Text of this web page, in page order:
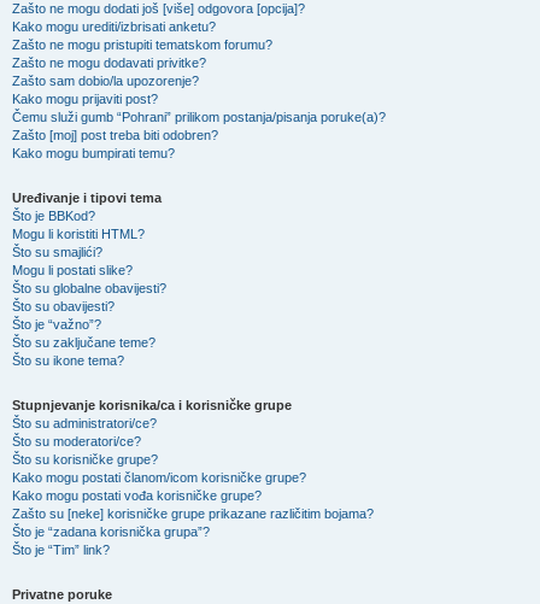
Zašto ne mogu dodati još [više] odgovora [opcija]?
Kako mogu urediti/izbrisati anketu?
Zašto ne mogu pristupiti tematskom forumu?
Zašto ne mogu dodavati privitke?
Zašto sam dobio/la upozorenje?
Kako mogu prijaviti post?
Čemu služi gumb “Pohrani” prilikom postanja/pisanja poruke(a)?
Zašto [moj] post treba biti odobren?
Kako mogu bumpirati temu?
Uređivanje i tipovi tema
Što je BBKod?
Mogu li koristiti HTML?
Što su smajlići?
Mogu li postati slike?
Što su globalne obavijesti?
Što su obavijesti?
Što je “važno”?
Što su zaključane teme?
Što su ikone tema?
Stupnjevanje korisnika/ca i korisničke grupe
Što su administratori/ce?
Što su moderatori/ce?
Što su korisničke grupe?
Kako mogu postati članom/icom korisničke grupe?
Kako mogu postati vođa korisničke grupe?
Zašto su [neke] korisničke grupe prikazane različitim bojama?
Što je “zadana korisnička grupa”?
Što je “Tim” link?
Privatne poruke